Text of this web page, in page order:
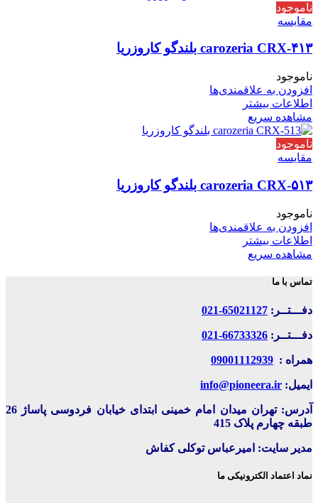
ناموجود
مقایسه
carozeria CRX-۴۱۳ بلندگو کاروزریا
ناموجود
افزودن به علاقمندی‌ها
اطلاعات بیشتر
مشاهده سریع
ناموجود
مقایسه
carozeria CRX-۵۱۳ بلندگو کاروزریا
ناموجود
افزودن به علاقمندی‌ها
اطلاعات بیشتر
مشاهده سریع
تماس با ما
دفـــتــر: 65021127-021
دفـــتــر: 66733326-021
همراه : 09001112939
ایمیل: info@pioneera.ir
آدرس: تهران میدان امام خمینی ابتدای خیابان فردوسی پاساژ 26
طبقه چهارم پلاک 415
مدیر سایت: امیرعباس توکلی کفاش
نماد اعتماد الکترونیکی ما